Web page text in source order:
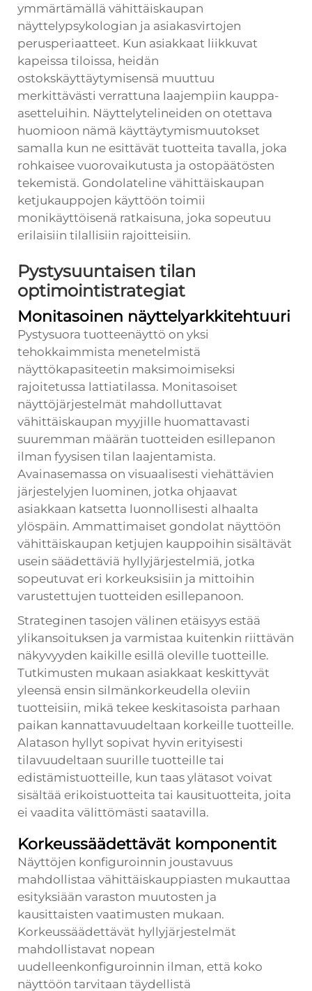
ymmärtämällä vähittäiskaupan
näyttelypsykologian ja asiakasvirtojen
perusperiaatteet. Kun asiakkaat liikkuvat
kapeissa tiloissa, heidän
ostokskäyttäytymisensä muuttuu
merkittävästi verrattuna laajempiin kauppa-
asetteluihin. Näyttelytelineiden on otettava
huomioon nämä käyttäytymismuutokset
samalla kun ne esittävät tuotteita tavalla, joka
rohkaisee vuorovaikutusta ja ostopäätösten
tekemistä. Gondolateline vähittäiskaupan
ketjukauppojen käyttöön toimii
monikäyttöisenä ratkaisuna, joka sopeutuu
erilaisiin tilallisiin rajoitteisiin.
Pystysuuntaisen tilan
optimointistrategiat
Monitasoinen näyttelyarkkitehtuuri
Pystysuora tuotteenäyttö on yksi
tehokkaimmista menetelmistä
näyttökapasiteetin maksimoimiseksi
rajoitetussa lattiatilassa. Monitasoiset
näyttöjärjestelmät mahdolluttavat
vähittäiskaupan myyjille huomattavasti
suuremman määrän tuotteiden esillepanon
ilman fyysisen tilan laajentamista.
Avainasemassa on visuaalisesti viehättävien
järjestelyjen luominen, jotka ohjaavat
asiakkaan katsetta luonnollisesti alhaalta
ylöspäin. Ammattimaiset gondolat näyttöön
vähittäiskaupan ketjujen kauppoihin sisältävät
usein säädettäviä hyllyjärjestelmiä, jotka
sopeutuvat eri korkeuksisiin ja mittoihin
varustettujen tuotteiden esillepanoon.
Strateginen tasojen välinen etäisyys estää
ylikansoituksen ja varmistaa kuitenkin riittävän
näkyvyyden kaikille esillä oleville tuotteille.
Tutkimusten mukaan asiakkaat keskittyvät
yleensä ensin silmänkorkeudella oleviin
tuotteisiin, mikä tekee keskitasoista parhaan
paikan kannattavuudeltaan korkeille tuotteille.
Alatason hyllyt sopivat hyvin erityisesti
tilavuudeltaan suurille tuotteille tai
edistämistuotteille, kun taas ylätasot voivat
sisältää erikoistuotteita tai kausituotteita, joita
ei vaadita välittömästi saatavilla.
Korkeussäädettävät komponentit
Näyttöjen konfiguroinnin joustavuus
mahdollistaa vähittäiskauppiasten mukauttaa
esityksiään varaston muutosten ja
kausittaisten vaatimusten mukaan.
Korkeussäädettävät hyllyjärjestelmät
mahdollistavat nopean
uudelleenkonfiguroinnin ilman, että koko
näyttöön tarvitaan täydellistä